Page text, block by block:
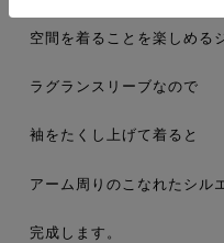
空間を着ることを楽しめる
ラグランスリーブなので
袖をたくし上げて着ると
アーム周りのこなれたシル
完成します。